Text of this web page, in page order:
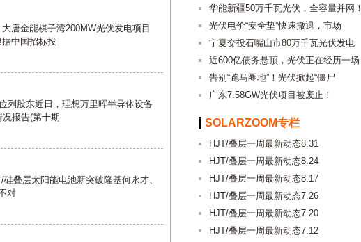
唐金能棋子湾200MW光伏发电项目
中国招标投
列股东近日，理想万里晖半导体设备
报告(第十期
叠层太阳能电池新突破隆基何永才、
对
华能新疆50万千瓦光伏，全容量并网！
光伏电价“安全垫”快速撤退，市场
宁夏交投石嘴山市80万千瓦光伏发电
近600亿债务悬顶，光伏正在经历一场
告别“跑马圈地”！光伏掀起“僵尸
广东7.58GW光伏项目被废止！
SOLARZOOM专栏
HJT/叠层一周最新动态8.31
HJT/叠层一周最新动态8.24
HJT/叠层一周最新动态8.17
HJT/叠层一周最新动态7.26
HJT/叠层一周最新动态7.20
HJT/叠层一周最新动态7.12